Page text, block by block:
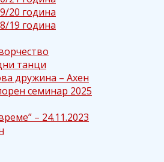
20 година
19 година
танци
дружина – Ахен
семинар 2025
– 24.11.2023